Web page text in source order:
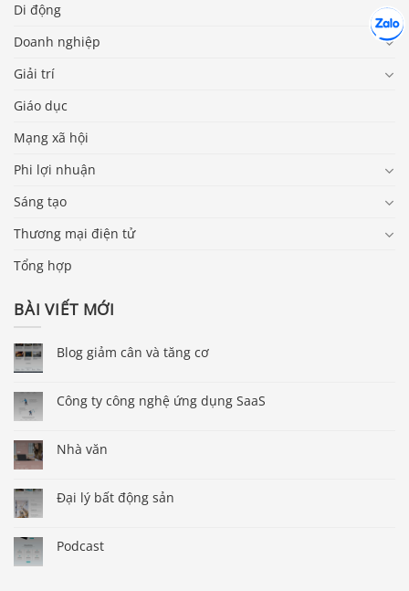
Di động
Doanh nghiệp
Giải trí
Giáo dục
Mạng xã hội
Phi lợi nhuận
Sáng tạo
Thương mại điện tử
Tổng hợp
BÀI VIẾT MỚI
Blog giảm cân và tăng cơ
Công ty công nghệ ứng dụng SaaS
Nhà văn
Đại lý bất động sản
Podcast
Chát